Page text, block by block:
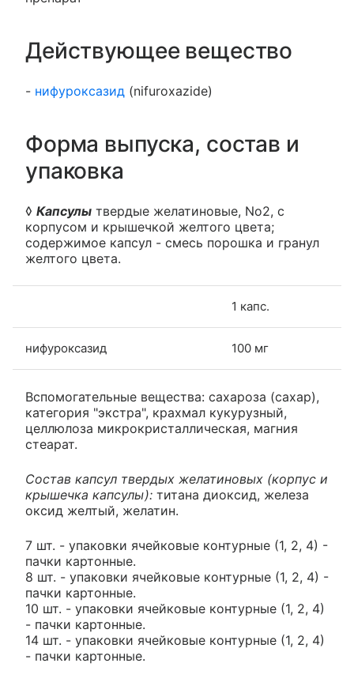
Действующее вещество
- нифуроксазид (nifuroxazide)
Форма выпуска, состав и
упаковка
◊ Капсулы твердые желатиновые, No2, с
корпусом и крышечкой желтого цвета;
содержимое капсул - смесь порошка и гранул
желтого цвета.
1 капс.
нифуроксазид 100 мг
Вспомогательные вещества: сахароза (сахар),
категория "экстра", крахмал кукурузный,
целлюлоза микрокристаллическая, магния
стеарат.
Состав капсул твердых желатиновых (корпус и
крышечка капсулы): титана диоксид, железа
оксид желтый, желатин.
7 шт. - упаковки ячейковые контурные (1, 2, 4) -
пачки картонные.
8 шт. - упаковки ячейковые контурные (1, 2, 4) -
пачки картонные.
10 шт. - упаковки ячейковые контурные (1, 2, 4)
- пачки картонные.
14 шт. - упаковки ячейковые контурные (1, 2, 4)
- пачки картонные.